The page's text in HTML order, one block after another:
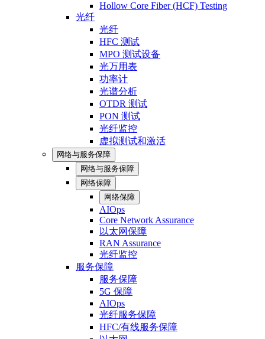
Hollow Core Fiber (HCF) Testing
光纤
光纤
HFC 测试
MPO 测试设备
光万用表
功率计
光谱分析
OTDR 测试
PON 测试
光纤监控
虚拟测试和激活
网络与服务保障
网络与服务保障
网络保障
网络保障
AIOps
Core Network Assurance
以太网保障
RAN Assurance
光纤监控
服务保障
服务保障
5G 保障
AIOps
光纤服务保障
HFC/有线服务保障